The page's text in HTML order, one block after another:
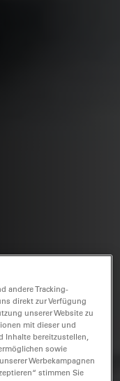
andere Tracking-
direkt zur Verfügung
unserer Website zu
mit dieser und
Inhalte bereitzustellen,
sowie
Werbekampagnen
stimmen Sie